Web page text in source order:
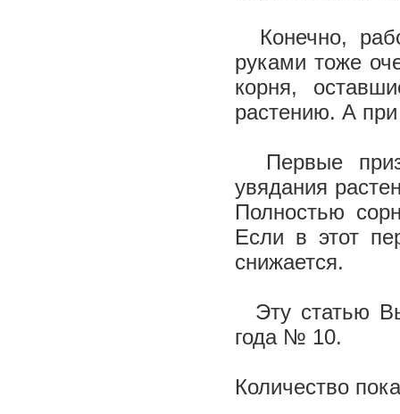
Конечно,
руками тоже
корня,
растению. А
Первые
увядания
Полностью
Если в этот
снижается.
Эту статью
года № 10.
Количество